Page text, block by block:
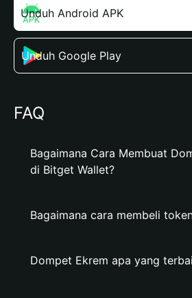
Unduh Android APK
Unduh Google Play
FAQ
Bagaimana Cara Membuat
di Bitget Wallet?
Bagaimana cara membeli
Dompet Ekrem apa yang